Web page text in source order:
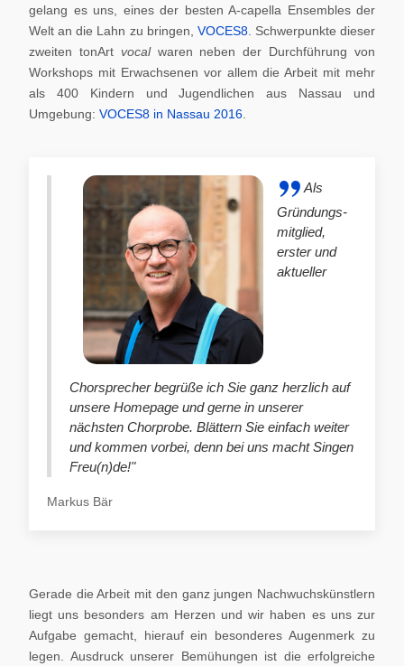
gelang es uns, eines der besten A-capella Ensembles der
Welt an die Lahn zu bringen, VOCES8. Schwerpunkte dieser
zweiten tonArt vocalwaren neben der Durchführung von
Workshops mit Erwachsenen vor allem die Arbeit mit mehr
als 400 Kindern und Jugendlichen aus Nassau und
Umgebung: VOCES8 in Nassau 2016
Als
Gründungs-
mitglied,
erster und
aktueller
Chorsprecher begrüße ich Sie ganz herzlich auf
unsere Homepage und gerne in unserer
nächsten Chorprobe. Blättern Sie einfach weiter
und kommen vorbei, denn bei uns macht Singen
Freu(n)de!"
Markus Bär
Gerade die Arbeit mit den ganz jungen Nachwuchskünstlern
liegt uns besonders am Herzen und wir haben es uns zur
Aufgabe gemacht, hierauf ein besonderes Augenmerk zu
legen. Ausdruck unserer Bemühungen ist die erfolgreiche